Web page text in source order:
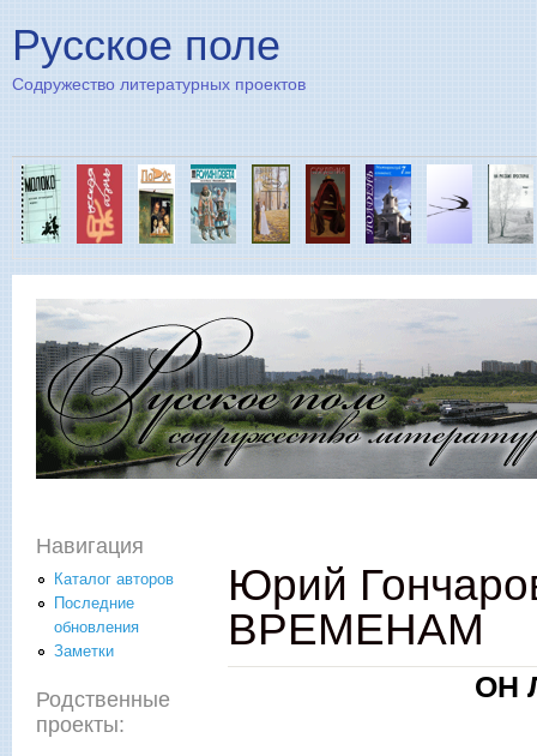
Русское поле
Содружество литературных проектов
Юрий
ВРЕМЕНАМ
ОН
Навигация
Каталог авторов
Последние
обновления
Заметки
Родственные
проекты: